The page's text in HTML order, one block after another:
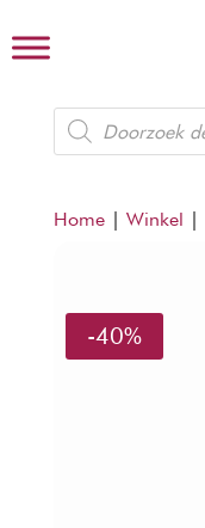
Producten
zoeken
Home| Winkel |
-40%